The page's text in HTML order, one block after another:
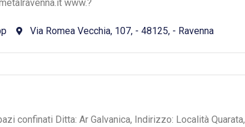
www.?
Via Romea Vecchia, 107, - 48125, - Ravenna
confinati Ditta: Ar Galvanica, Indirizzo: Località Quarata,